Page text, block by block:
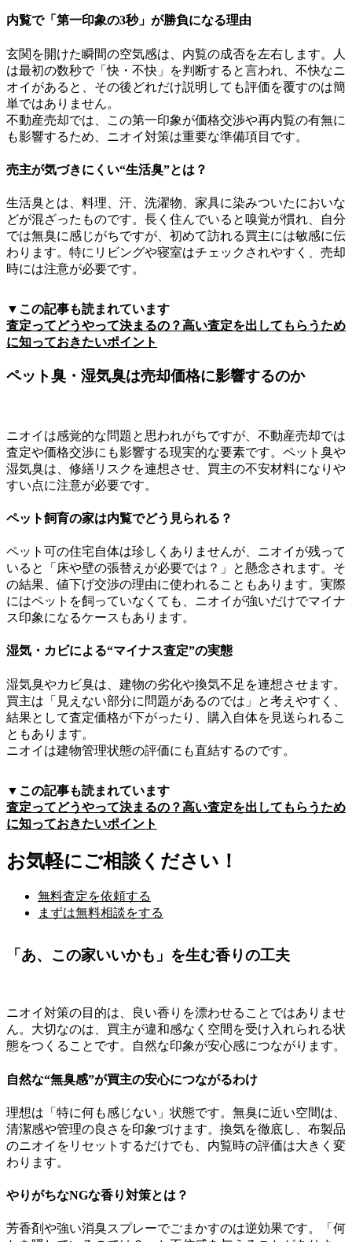
内覧で「第一印象の3秒」が勝負になる理由
玄関を開けた瞬間の空気感は、内覧の成否を左右します。人
は最初の数秒で「快・不快」を判断すると言われ、不快なニ
オイがあると、その後どれだけ説明しても評価を覆すのは簡
単ではありません。
不動産売却では、この第一印象が価格交渉や再内覧の有無に
も影響するため、ニオイ対策は重要な準備項目です。
売主が気づきにくい“生活臭”とは？
生活臭とは、料理、汗、洗濯物、家具に染みついたにおいな
どが混ざったものです。長く住んでいると嗅覚が慣れ、自分
では無臭に感じがちですが、初めて訪れる買主には敏感に伝
わります。特にリビングや寝室はチェックされやすく、売却
時には注意が必要です。
▼この記事も読まれています
査定ってどうやって決まるの？高い査定を出してもらうため
に知っておきたいポイント
ペット臭・湿気臭は売却価格に影響するのか
ニオイは感覚的な問題と思われがちですが、不動産売却では
査定や価格交渉にも影響する現実的な要素です。ペット臭や
湿気臭は、修繕リスクを連想させ、買主の不安材料になりや
すい点に注意が必要です。
ペット飼育の家は内覧でどう見られる？
ペット可の住宅自体は珍しくありませんが、ニオイが残って
いると「床や壁の張替えが必要では？」と懸念されます。そ
の結果、値下げ交渉の理由に使われることもあります。実際
にはペットを飼っていなくても、ニオイが強いだけでマイナ
ス印象になるケースもあります。
湿気・カビによる“マイナス査定”の実態
湿気臭やカビ臭は、建物の劣化や換気不足を連想させます。
買主は「見えない部分に問題があるのでは」と考えやすく、
結果として査定価格が下がったり、購入自体を見送られるこ
ともあります。
ニオイは建物管理状態の評価にも直結するのです。
▼この記事も読まれています
査定ってどうやって決まるの？高い査定を出してもらうため
に知っておきたいポイント
お気軽にご相談ください！
無料査定を依頼する
まずは無料相談をする
「あ、この家いいかも」を生む香りの工夫
ニオイ対策の目的は、良い香りを漂わせることではありませ
ん。大切なのは、買主が違和感なく空間を受け入れられる状
態をつくることです。自然な印象が安心感につながります。
自然な“無臭感”が買主の安心につながるわけ
理想は「特に何も感じない」状態です。無臭に近い空間は、
清潔感や管理の良さを印象づけます。換気を徹底し、布製品
のニオイをリセットするだけでも、内覧時の評価は大きく変
わります。
やりがちなNGな香り対策とは？
芳香剤や強い消臭スプレーでごまかすのは逆効果です。「何